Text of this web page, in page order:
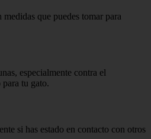
que puedes tomar para
especialmente contra el
tu gato.
si has estado en contacto con otros